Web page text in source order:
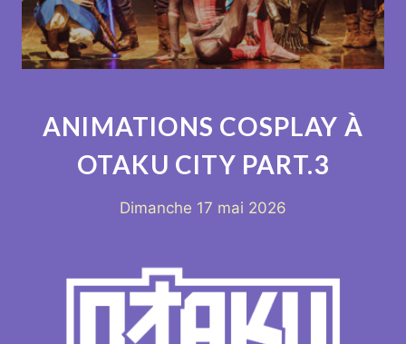
ANIMATIONS COSPLAY À
OTAKU CITY PART.3
Dimanche 17 mai 2026